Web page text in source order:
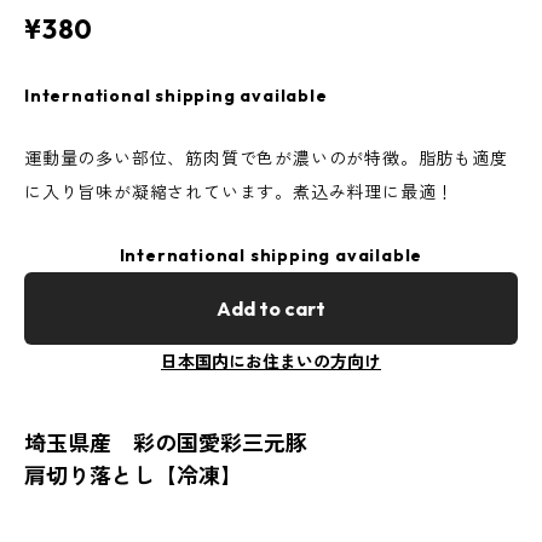
¥380
International shipping available
運動量の多い部位、筋肉質で色が濃いのが特徴。脂肪も適度
に入り旨味が凝縮されています。煮込み料理に最適！
International shipping available
Add to cart
日本国内にお住まいの方向け
埼玉県産 彩の国愛彩三元豚
肩切り落とし【冷凍】